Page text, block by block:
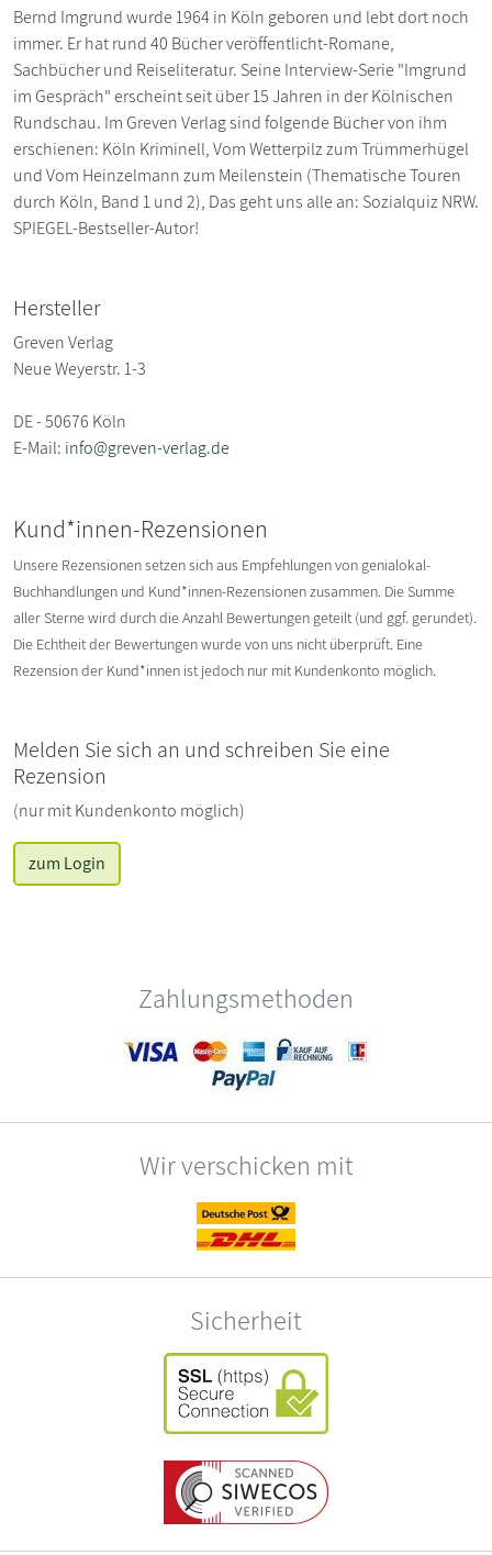
Bernd Imgrund wurde 1964 in Köln geboren und lebt dort noch
immer. Er hat rund 40 Bücher veröffentlicht-Romane,
Sachbücher und Reiseliteratur. Seine Interview-Serie "Imgrund
im Gespräch" erscheint seit über 15 Jahren in der Kölnischen
Rundschau. Im Greven Verlag sind folgende Bücher von ihm
erschienen: Köln Kriminell, Vom Wetterpilz zum Trümmerhügel
und Vom Heinzelmann zum Meilenstein (Thematische Touren
durch Köln, Band 1 und 2), Das geht uns alle an: Sozialquiz NRW.
SPIEGEL-Bestseller-Autor!
Hersteller
Greven Verlag
Neue Weyerstr. 1-3
DE - 50676 Köln
E-Mail: info@greven-verlag.de
Kund*innen-Rezensionen
Unsere Rezensionen setzen sich aus Empfehlungen von genialokal-
Buchhandlungen und Kund*innen-Rezensionen zusammen. Die Summe
aller Sterne wird durch die Anzahl Bewertungen geteilt (und ggf. gerundet).
Die Echtheit der Bewertungen wurde von uns nicht überprüft. Eine
Rezension der Kund*innen ist jedoch nur mit Kundenkonto möglich.
Melden Sie sich an und schreiben Sie eine
Rezension
(nur mit Kundenkonto möglich)
zum Login
Zahlungsmethoden
Wir verschicken mit
Sicherheit